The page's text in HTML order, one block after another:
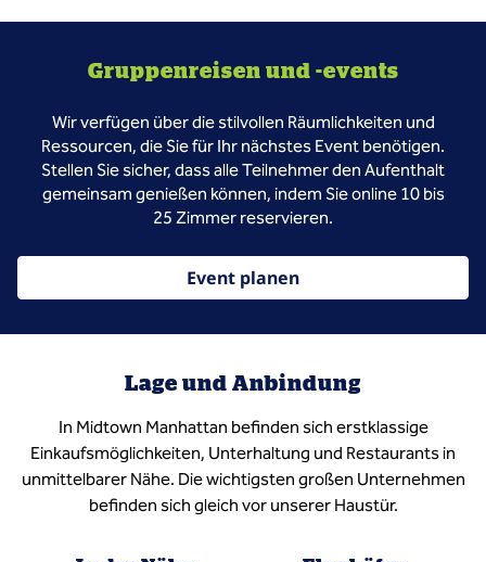
Gruppenreisen und -events
Wir verfügen über die stilvollen Räumlichkeiten und
Ressourcen, die Sie für Ihr nächstes Event benötigen.
Stellen Sie sicher, dass alle Teilnehmer den Aufenthalt
gemeinsam genießen können, indem Sie online 10 bis
25 Zimmer reservieren.
Event planen
Lage und Anbindung
In Midtown Manhattan befinden sich erstklassige
Einkaufsmöglichkeiten, Unterhaltung und Restaurants in
unmittelbarer Nähe. Die wichtigsten großen Unternehmen
befinden sich gleich vor unserer Haustür.